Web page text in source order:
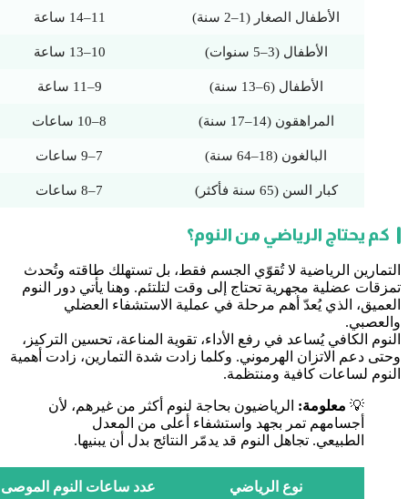
الأطفال الصغار (1–2 سنة) 11–14 ساعة
الأطفال (3–5 سنوات) 10–13 ساعة
الأطفال (6–13 سنة) 9–11 ساعة
المراهقون (14–17 سنة) 8–10 ساعات
البالغون (18–64 سنة) 7–9 ساعات
كبار السن (65 سنة فأكثر) 7–8 ساعات
كم يحتاج الرياضي من النوم؟
التمارين الرياضية لا تُقوّي الجسم فقط، بل تستهلك طاقته وتُحدث
تمزقات عضلية مجهرية تحتاج إلى وقت لتلتئم. وهنا يأتي دور النوم
العميق، الذي يُعدّ أهم مرحلة في عملية الاستشفاء العضلي
والعصبي.
النوم الكافي يُساعد في رفع الأداء، تقوية المناعة، تحسين التركيز،
وحتى دعم الاتزان الهرموني. وكلما زادت شدة التمارين، زادت أهمية
النوم لساعات كافية ومنتظمة.
💡 معلومة: الرياضيون بحاجة لنوم أكثر من غيرهم، لأن
أجسامهم تمر بجهد واستشفاء أعلى من المعدل
الطبيعي. تجاهل النوم قد يدمّر النتائج بدل أن يبنيها.
نوع الرياضي عدد ساعات النوم الموصى